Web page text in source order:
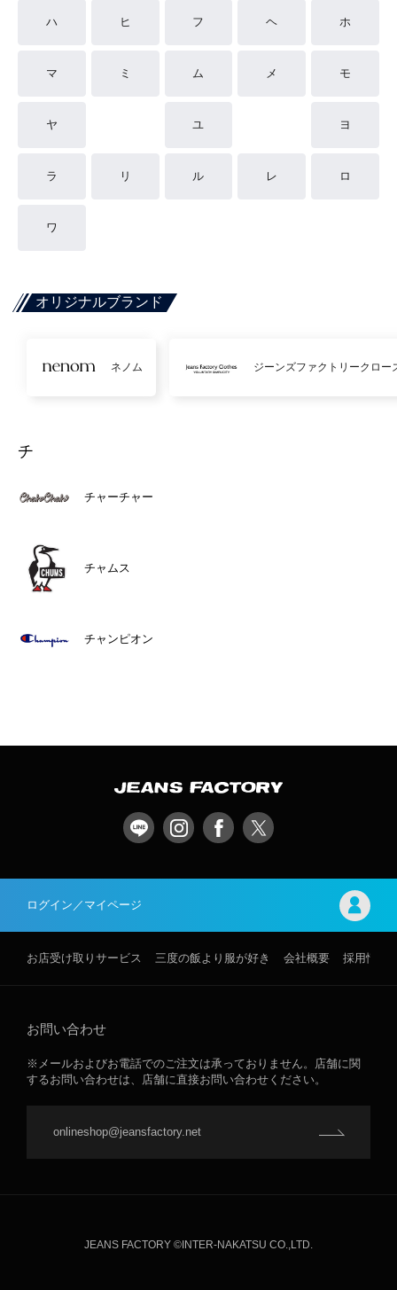
ハ ヒ フ ヘ ホ
マ ミ ム メ モ
ヤ ユ ヨ
ラ リ ル レ ロ
ワ
オリジナルブランド
ネノム ジーンズファクトリークロー
チ
チャーチャー
チャムス
チャンピオン
ログイン／マイページ
お店受け取りサービス 三度の飯より服が好き 会社概要 採用情報
お問い合わせ
※メールおよびお電話でのご注文は承っておりません。店舗に関
するお問い合わせは、店舗に直接お問い合わせください。
onlineshop@jeansfactory.net
JEANS FACTORY ©INTER-NAKATSU CO.,LTD.